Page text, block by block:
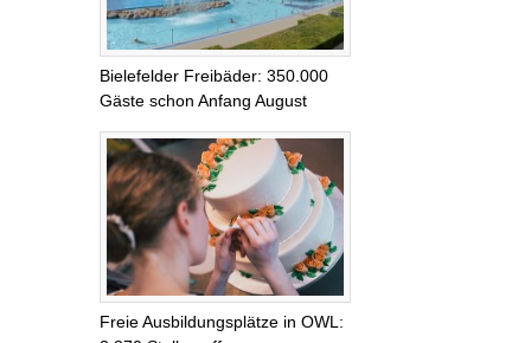
Bielefelder Freibäder: 350.000
Gäste schon Anfang August
Freie Ausbildungsplätze in OWL: